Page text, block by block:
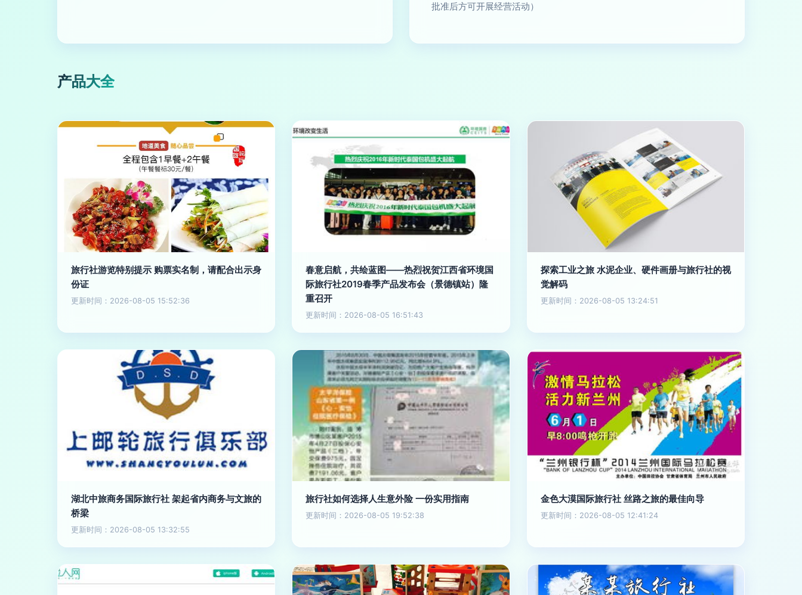
批准后方可开展经营活动）
产品大全
旅行社游览特别提示 购票实名制，请配合出示身
份证
更新时间：2026-08-05 15:52:36
春意启航，共绘蓝图——热烈祝贺江西省环境国
际旅行社2019春季产品发布会（景德镇站）隆
重召开
更新时间：2026-08-05 16:51:43
探索工业之旅 水泥企业、硬件画册与旅行社的视
觉解码
更新时间：2026-08-05 13:24:51
湖北中旅商务国际旅行社 架起省内商务与文旅的
桥梁
更新时间：2026-08-05 13:32:55
旅行社如何选择人生意外险 一份实用指南
更新时间：2026-08-05 19:52:38
金色大漠国际旅行社 丝路之旅的最佳向导
更新时间：2026-08-05 12:41:24